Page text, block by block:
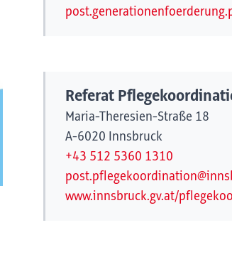
Referat
Maria-Theresien-Straße 18
A-6020 Innsbruck
+43 512 5360 1310
www.innsbruck.gv.at/